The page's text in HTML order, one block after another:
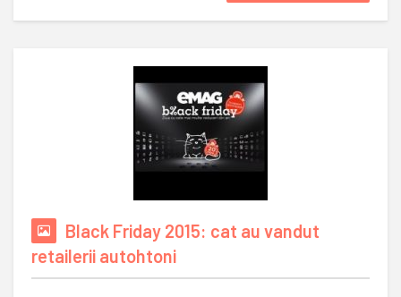
Black Friday 2015: cat au vandut
retailerii autohtoni